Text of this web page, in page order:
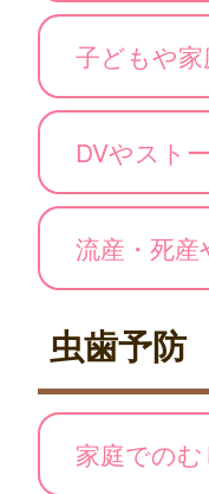
子どもや
DVやスト
流産・死
虫歯予防
家庭での